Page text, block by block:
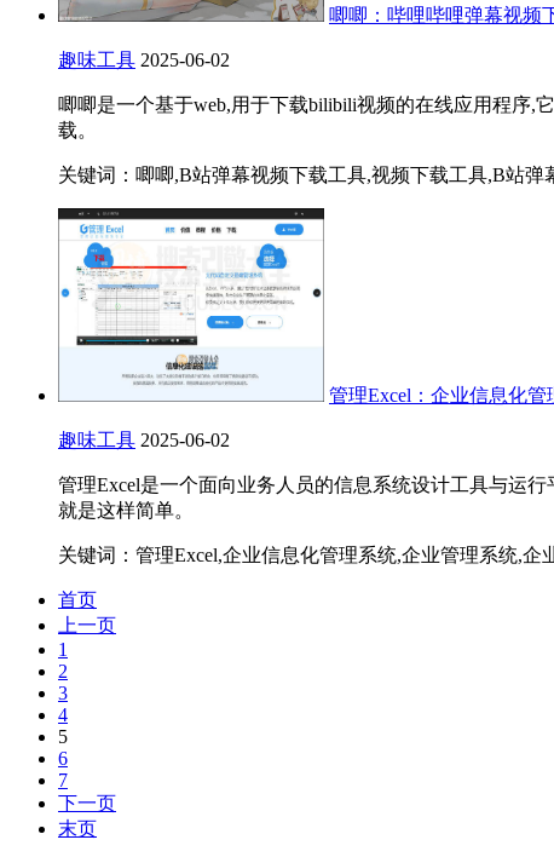
唧唧：哔哩哔哩弹幕视频
趣味工具 2025-06-02
唧唧是一个基于web,用于下载bilibili视频的在线应用程序,
载。
关键词：唧唧,B站弹幕视频下载工具,视频下载工具,B站弹
管理Excel：企业信息化管
趣味工具 2025-06-02
管理Excel是一个面向业务人员的信息系统设计工具与运
就是这样简单。
关键词：管理Excel,企业信息化管理系统,企业管理系统,企
首页
上一页
1
2
3
4
5
6
7
下一页
末页